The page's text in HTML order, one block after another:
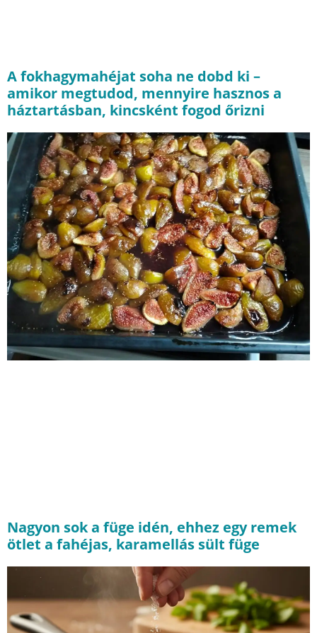
A fokhagymahéjat soha ne dobd ki –
amikor megtudod, mennyire hasznos a
háztartásban, kincsként fogod őrizni
Nagyon sok a füge idén, ehhez egy remek
ötlet a fahéjas, karamellás sült füge